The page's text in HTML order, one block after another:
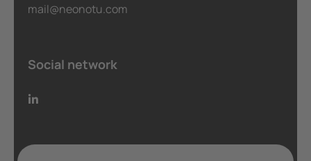
mail@neonotu.com
Social network